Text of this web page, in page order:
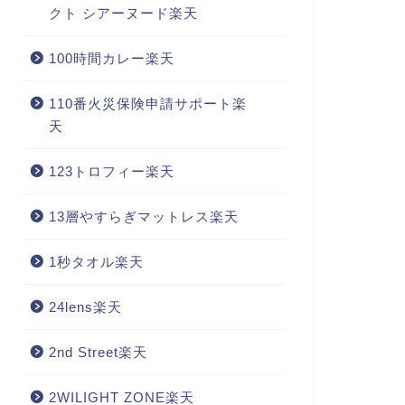
クト シアーヌード楽天
100時間カレー楽天
110番火災保険申請サポート楽
天
123トロフィー楽天
13層やすらぎマットレス楽天
1秒タオル楽天
24lens楽天
2nd Street楽天
2WILIGHT ZONE楽天